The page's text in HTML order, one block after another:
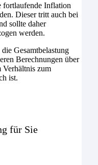
fortlaufende Inflation
Dieser tritt auch bei
sollte daher
werden.
Gesamtbelastung
Berechnungen über
Verhältnis zum
ist.
für Sie